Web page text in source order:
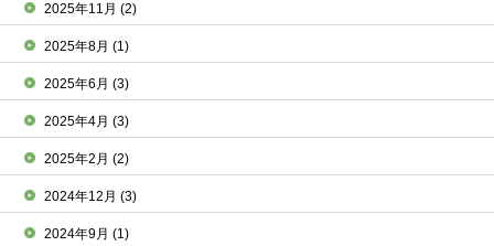
2025年11月(2)
2025年8月(1)
2025年6月(3)
2025年4月(3)
2025年2月(2)
2024年12月(3)
2024年9月(1)